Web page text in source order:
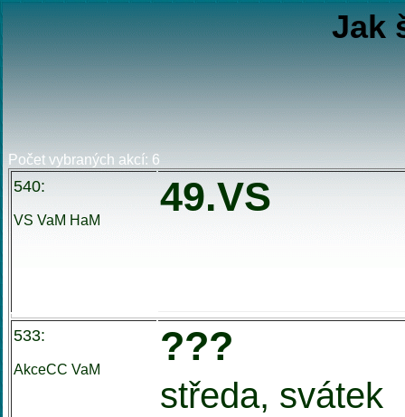
Jak
Počet vybraných akcí: 6
540:
VS VaM HaM
49.VS
533:
AkceCC VaM
???
středa, svátek